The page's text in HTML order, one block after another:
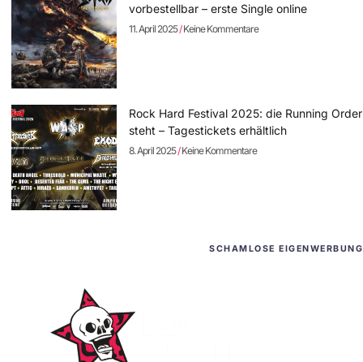
vorbestellbar – erste Single online
11. April 2025 Keine Kommentare
Rock Hard Festival 2025: die Running Order
steht – Tagestickets erhältlich
8. April 2025 Keine Kommentare
SCHAMLOSE EIGENWERBUNG